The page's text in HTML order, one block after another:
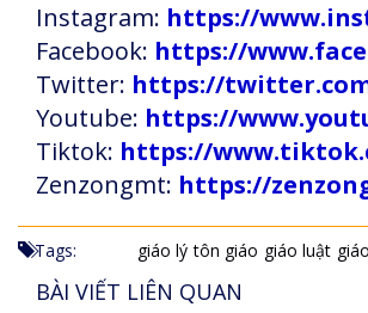
Instagram: https://
Facebook: https://
Twitter: https://
Youtube: https://
Tiktok: https://
Zenzongmt: https://
Tags: giáo lý tôn giáo giáo luật
BÀI VIẾT LIÊN QUAN